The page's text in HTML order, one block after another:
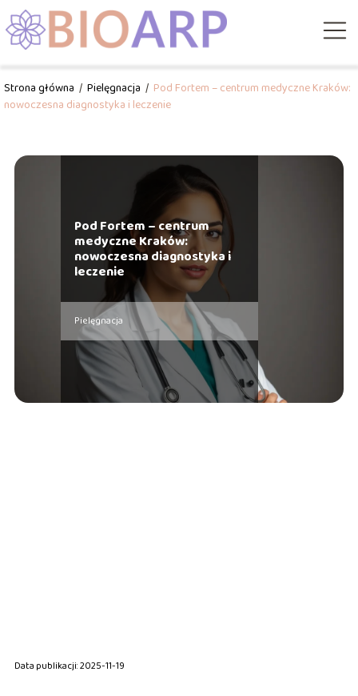
Strona główna / Pielęgnacja / Pod Fortem – centrum medyczne Kraków:
nowoczesna diagnostyka i leczenie
Pod Fortem – centrum
medyczne Kraków:
nowoczesna diagnostyka i
leczenie
Pielęgnacja
Data publikacji: 2025-11-19